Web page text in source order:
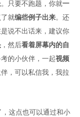
。只要不跑题，你就一
就编些例子出来。还
说不出话来，建议你
，然后看着屏幕内的自
的小伙伴，一起视频
，可以私信我，我拉
，这点也可以通过和小